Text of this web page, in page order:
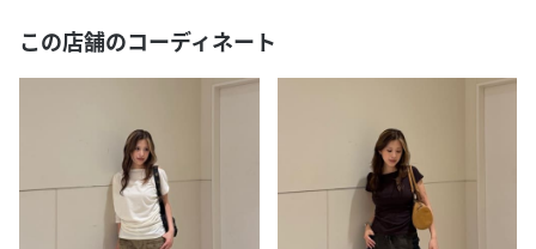
この店舗のコーディネート